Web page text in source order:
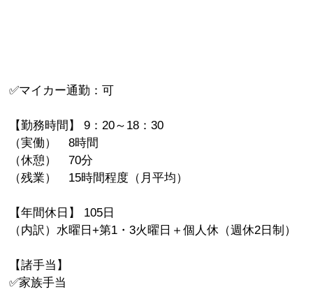
✅マイカー通勤：可
【勤務時間】 9：20～18：30
（実働） 8時間
（休憩） 70分
（残業） 15時間程度（月平均）
【年間休日】 105日
（内訳）水曜日+第1・3火曜日＋個人休（週休2日制）
【諸手当】
✅家族手当